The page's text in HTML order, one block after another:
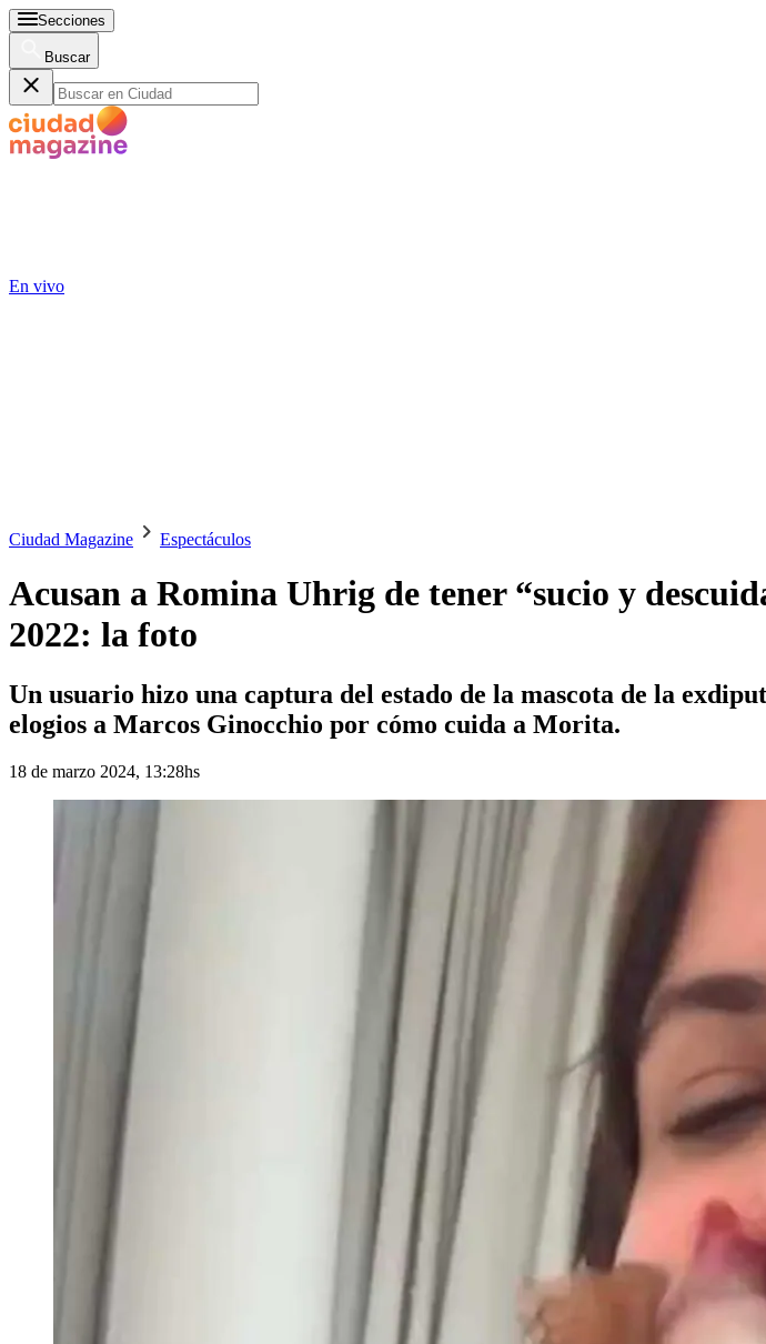
Secciones
Buscar
En vivo
Ciudad Magazine Espectáculos
Acusan a Romina Uhrig de tener “sucio y
2022: la foto
Un usuario hizo una captura del estado de la mascota de la
elogios a Marcos Ginocchio por cómo cuida a Morita.
18 de marzo 2024, 13:28hs